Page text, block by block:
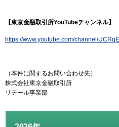
【東京金融取引所YouTubeチャンネル】
https://www.youtube.com/channel/
（本件に関するお問い合わせ先）
株式会社東京金融取引所
リテール事業部